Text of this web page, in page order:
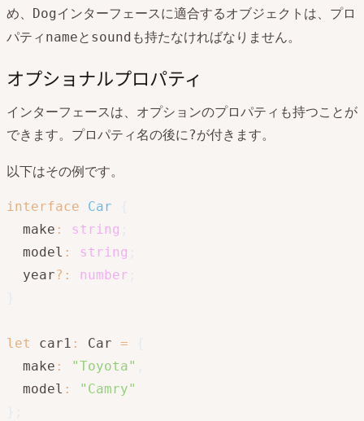
め、
Dogインターフェースに適合するオブジェクトは、プロ
パティ nameと sound も持たなければなりません。
オプショナルプロパティ
インターフェースは、オプションのプロパティも持つことが
できます。プロパティ名の後に?が付きます。
以下はその例です。
interface Car
  make
: string
  model
: string
  year
? : number
let car1 : Car =
  make
: "Toyota"
  model
:
"Camry"